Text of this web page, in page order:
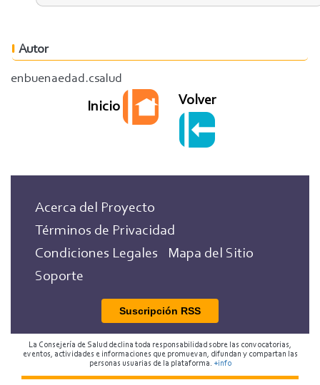
Autor
enbuenaedad.csalud
Inicio Volver
Acerca del Proyecto
Términos de Privacidad
Condiciones Legales
Mapa del Sitio
Soporte
Suscripción RSS
La Consejería de Salud declina toda responsabilidad sobre las convocatorias,
eventos, actividades e informaciones que promuevan, difundan y compartan las
personas usuarias de la plataforma. +info